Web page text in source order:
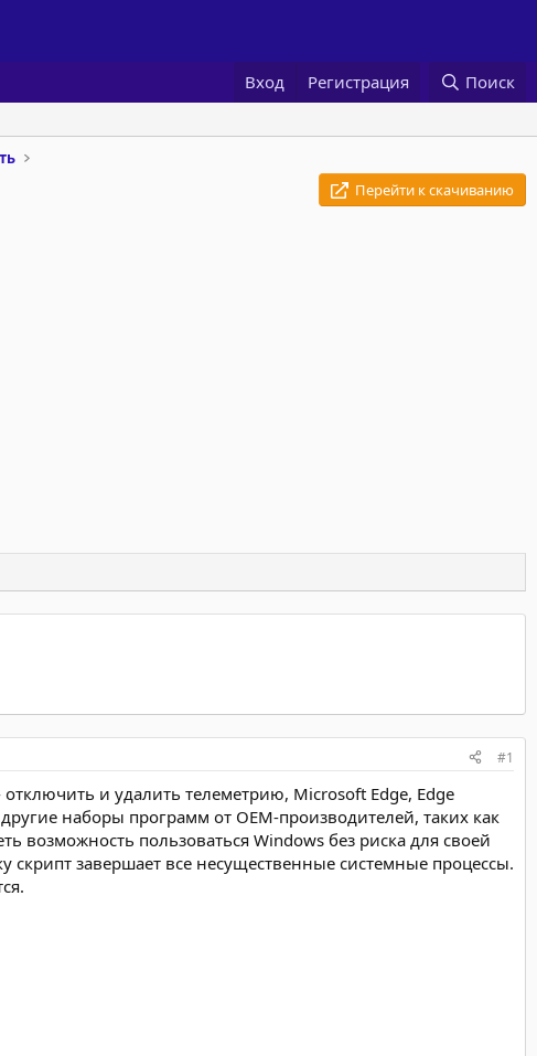
Вход Регистрация Поиск
Перейти к скачиванию
#1
и удалить телеметрию, Microsoft Edge, Edge
наборы программ от OEM-производителей, таких как
возможность пользоваться Windows без риска для своей
завершает все несущественные системные процессы.